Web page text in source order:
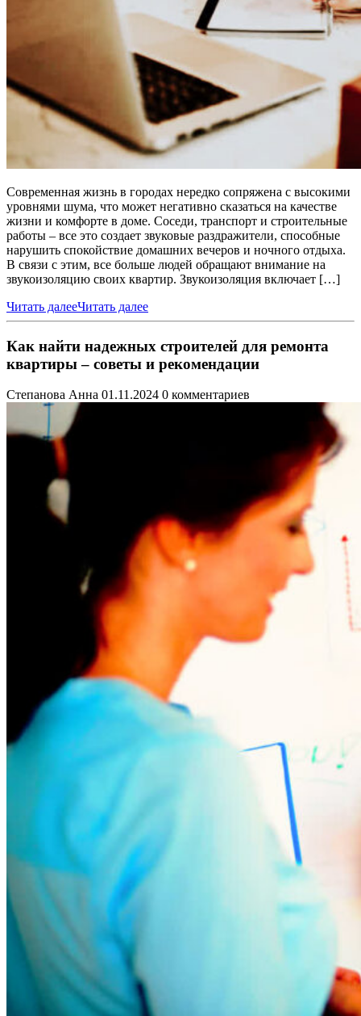
Современная жизнь в городах нередко сопряжена с высокими
уровнями шума, что может негативно сказаться на качестве
жизни и комфорте в доме. Соседи, транспорт и строительные
работы – все это создает звуковые раздражители, способные
нарушить спокойствие домашних вечеров и ночного отдыха.
В связи с этим, все больше людей обращают внимание на
звукоизоляцию своих квартир. Звукоизоляция включает […]
Читать далееЧитать далее
Как найти надежных строителей для ремонта
квартиры – советы и рекомендации
Степанова Анна 01.11.2024 0 комментариев